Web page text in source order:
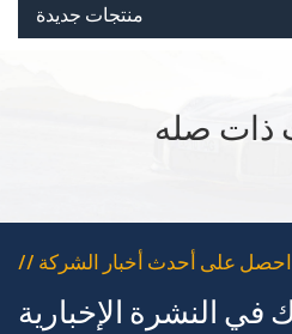
منتجات جديدة
ذات صله
// احصل على أحدث أخبار الشركة
في النشرة الإخبارية